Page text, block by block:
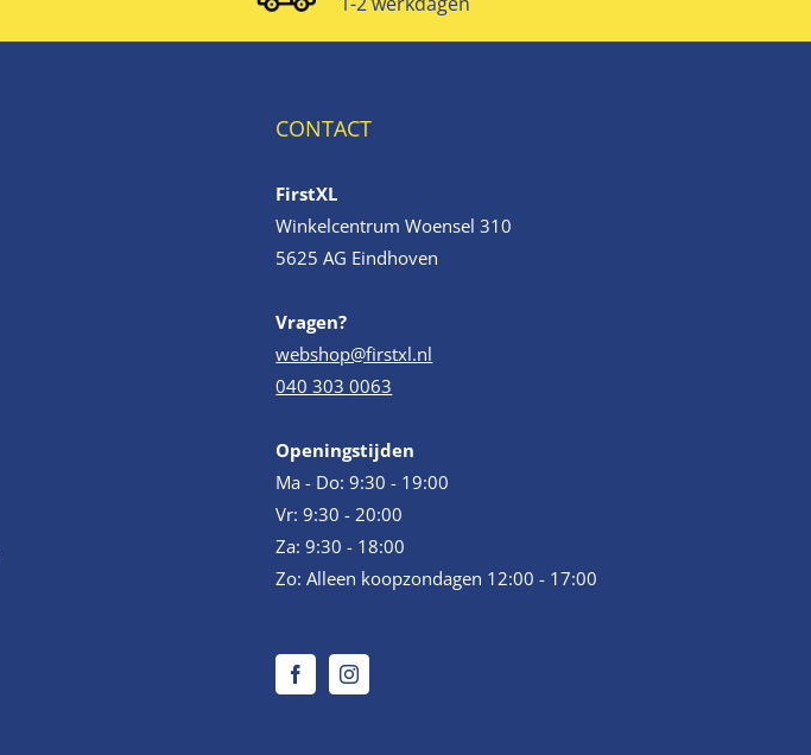
CONTACT
FirstXL
Winkelcentrum Woensel 310
5625 AG Eindhoven
Vragen?
webshop@firstxl.nl
040 303 0063
Openingstijden
Ma - Do: 9:30 - 19:00
Vr: 9:30 - 20:00
Za: 9:30 - 18:00
Zo: Alleen koopzondagen 12:00 - 17:00